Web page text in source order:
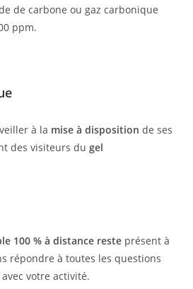
de carbone ou gaz carbonique
ppm.
à la mise à disposition de ses
des visiteurs du gel
100 % à distance reste présent à
répondre à toutes les questions
votre activité.